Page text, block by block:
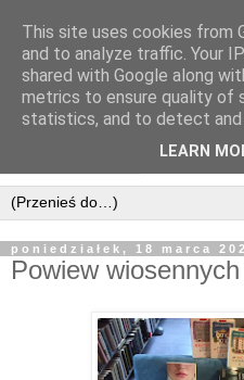
poniedziałek, 18 marca
Powiew
This site uses cookies from
and to analyze traffic. Your
shared with Google along
metrics to ensure quality of
statistics, and to detect and
LEARN